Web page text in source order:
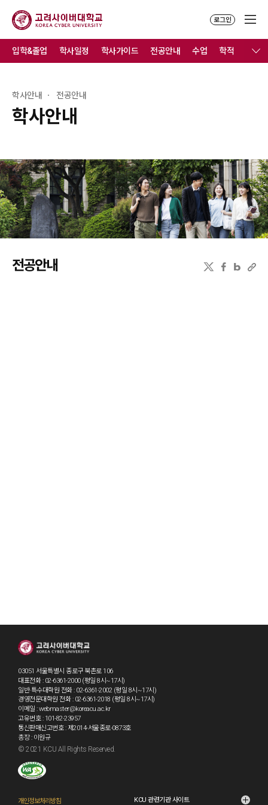
로그인
학사안내
학사안내 전공안내
입학&졸업 학사일정 학사가이드 전공안내 수업 학적 졸업
전공안내
03051 서울특별시 종로구 북촌로 106
대표전화 : 02-6361-2000 (평일 8시~17시)
일반·특수대학원 전화 : 02-6361-2002 (평일 8시~17시)
경영전문대학원 전화 : 02-6361-2018 (평일 8시~17시)
이메일 : webmaster@koreacu.ac.kr
고유번호 : 101-82-23957
통신판매신고번호 : 제2014-서울종로-0873호
총장 : 이원규
© 2021 KCU All Rights Reserved.
개인정보처리방침 KCU 관련기관 사이트